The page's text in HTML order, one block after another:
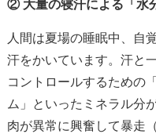
② 大量の寝汗による「水
人間は夏場の睡眠中、自
汗をかいています。汗と
コントロールするための
ム」といったミネラル分
肉が異常に興奮して暴走